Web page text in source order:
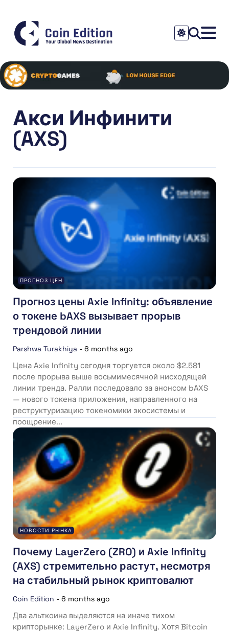
Акси Инфинити
(AXS)
ПРОГНОЗ ЦЕН
Прогноз цены Axie Infinity: объявление
о токене bAXS вызывает прорыв
трендовой линии
Parshwa Turakhiya - 6 months ago
Цена Axie Infinity сегодня торгуется около $2.581
после прорыва выше восьмимесячной нисходящей
линии тренда. Ралли последовало за анонсом bAXS
— нового токена приложения, направленного на
реструктуризацию токеномики экосистемы и
поощрение...
НОВОСТИ РЫНКА
Почему LayerZero (ZRO) и Axie Infinity
(AXS) стремительно растут, несмотря
на стабильный рынок криптовалют
Coin Edition - 6 months ago
Два альткоина выделяются на иначе тихом
крипторынке: LayerZero и Axie Infinity. Хотя Bitcoin